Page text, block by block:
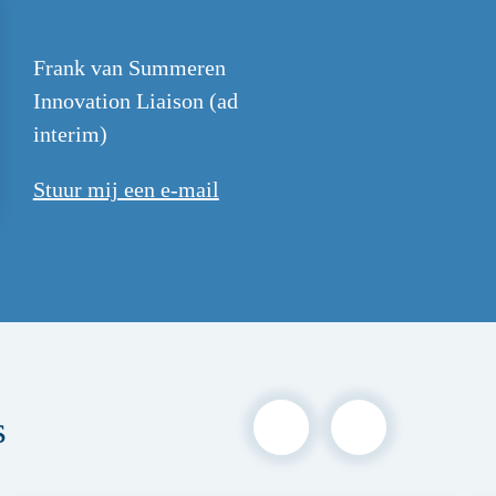
Frank van Summeren
Innovation Liaison (ad
interim)
Stuur mij een e-mail